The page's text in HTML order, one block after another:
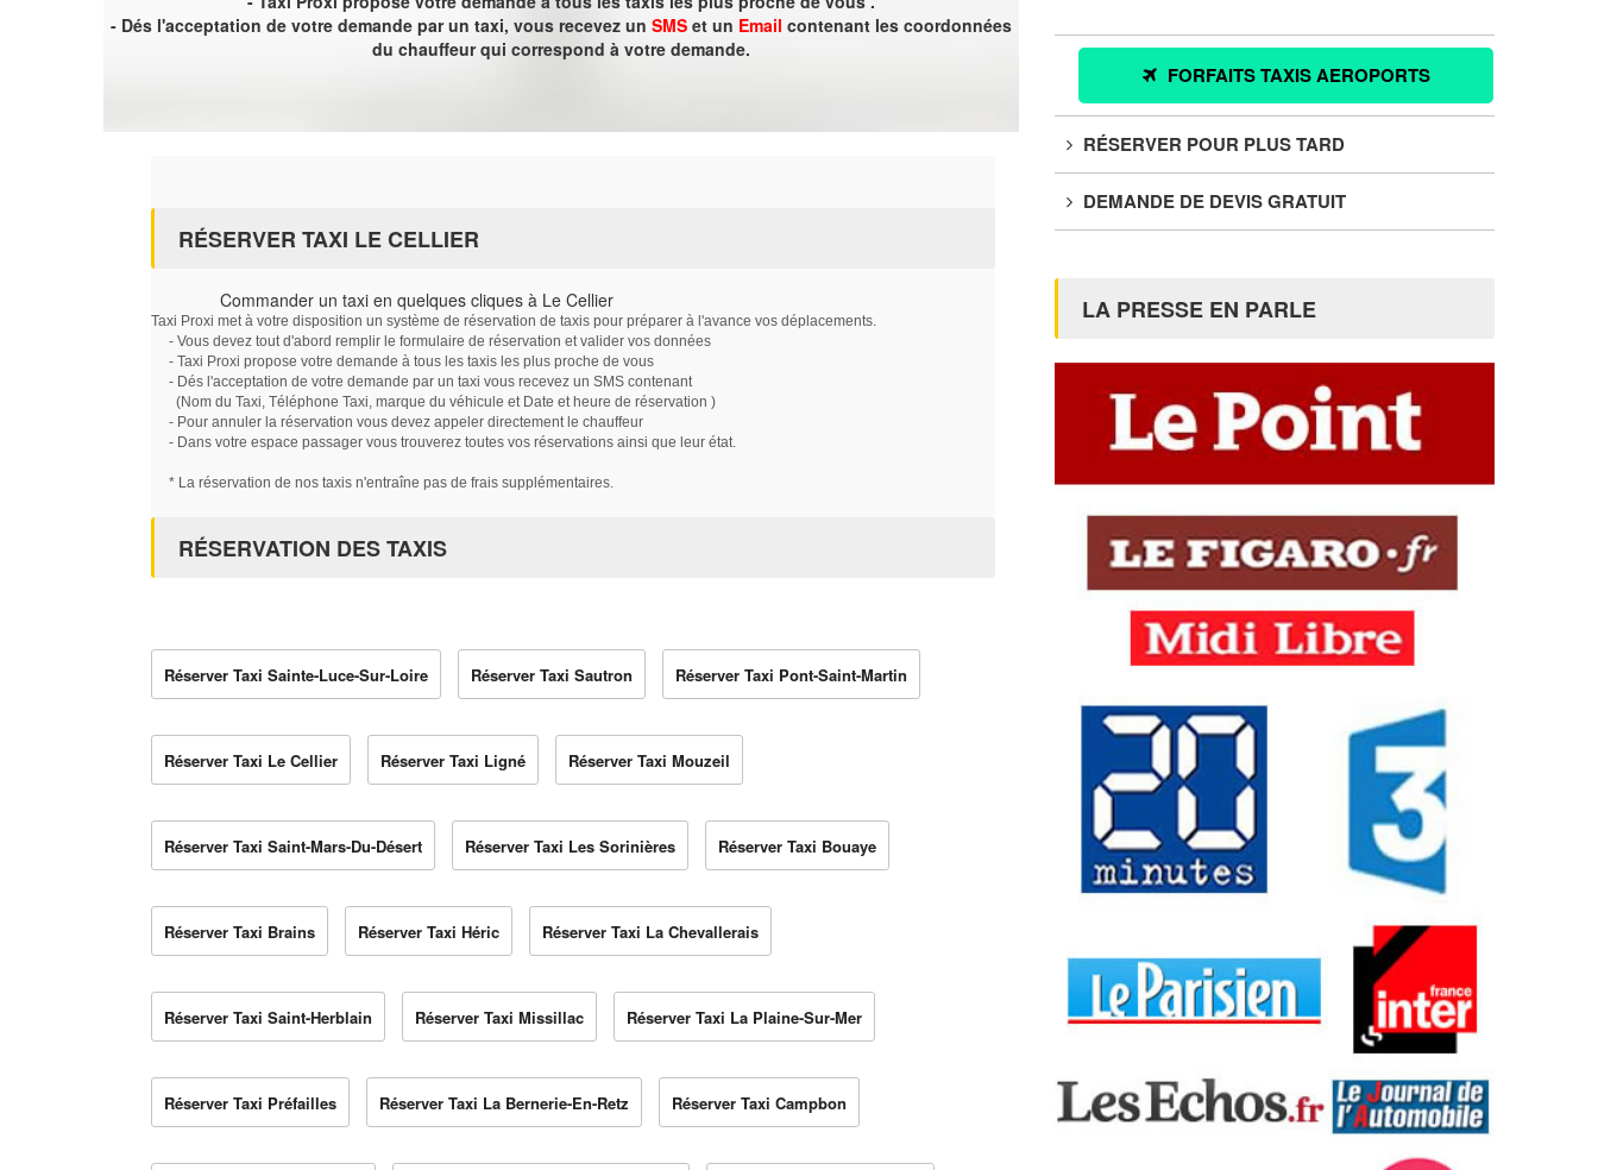
- Dés l'acceptation de votre demande par un taxi, vous recevez un SMS et un Email contenant les coordonnées
du chauffeur qui correspond à votre demande.
RÉSERVER TAXI LE CELLIER
Commander un taxi en quelques cliques à Le Cellier
Taxi Proxi met à votre disposition un système de réservation de taxis pour préparer à l'avance vos déplacements.
- Vous devez tout d'abord remplir le formulaire de réservation et valider vos données
- Taxi Proxi propose votre demande à tous les taxis les plus proche de vous
- Dés l'acceptation de votre demande par un taxi vous recevez un SMS contenant
(Nom du Taxi, Téléphone Taxi, marque du véhicule et Date et heure de réservation )
- Pour annuler la réservation vous devez appeler directement le chauffeur
- Dans votre espace passager vous trouverez toutes vos réservations ainsi que leur état.
* La réservation de nos taxis n'entraîne pas de frais supplémentaires.
RÉSERVATION DES TAXIS
Réserver Taxi Sainte-Luce-Sur-Loire Réserver Taxi Sautron Réserver Taxi Pont-Saint-Martin
Réserver Taxi Le Cellier Réserver Taxi Ligné Réserver Taxi Mouzeil
Réserver Taxi Saint-Mars-Du-Désert Réserver Taxi Les Sorinières Réserver Taxi Bouaye
Réserver Taxi Brains Réserver Taxi Héric Réserver Taxi La Chevallerais
Réserver Taxi Saint-Herblain Réserver Taxi Missillac Réserver Taxi La Plaine-Sur-Mer
Réserver Taxi Préfailles Réserver Taxi La Bernerie-En-Retz Réserver Taxi Campbon
FORFAITS TAXIS AEROPORTS
RÉSERVER POUR PLUS TARD
DEMANDE DE DEVIS GRATUIT
LA PRESSE EN PARLE